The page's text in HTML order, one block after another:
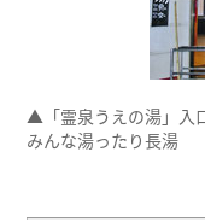
▲「霊泉うえの湯」入
みんな湯ったり長湯